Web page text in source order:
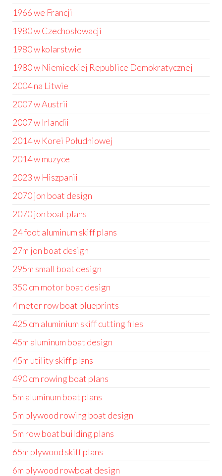
1966 we Francji
1980 w Czechosłowacji
1980 w kolarstwie
1980 w Niemieckiej Republice Demokratycznej
2004 na Litwie
2007 w Austrii
2007 w Irlandii
2014 w Korei Południowej
2014 w muzyce
2023 w Hiszpanii
2070 jon boat design
2070 jon boat plans
24 foot aluminum skiff plans
27m jon boat design
295m small boat design
350 cm motor boat design
4 meter row boat blueprints
425 cm aluminium skiff cutting files
45m aluminum boat design
45m utility skiff plans
490 cm rowing boat plans
5m aluminum boat plans
5m plywood rowing boat design
5m row boat building plans
65m plywood skiff plans
6m plywood rowboat design